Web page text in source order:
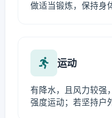
做适当锻炼，保持身
运动
有降水，且风力较强
强度运动；若坚持户